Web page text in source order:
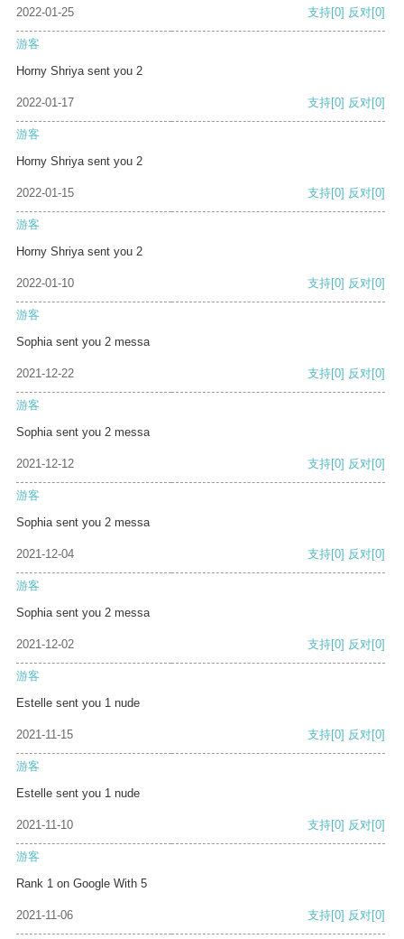
2022-01-25 支持[0] 反对[0]
游客
Horny Shriya sent you 2
2022-01-17 支持[0] 反对[0]
游客
Horny Shriya sent you 2
2022-01-15 支持[0] 反对[0]
游客
Horny Shriya sent you 2
2022-01-10 支持[0] 反对[0]
游客
Sophia sent you 2 messa
2021-12-22 支持[0] 反对[0]
游客
Sophia sent you 2 messa
2021-12-12 支持[0] 反对[0]
游客
Sophia sent you 2 messa
2021-12-04 支持[0] 反对[0]
游客
Sophia sent you 2 messa
2021-12-02 支持[0] 反对[0]
游客
Estelle sent you 1 nude
2021-11-15 支持[0] 反对[0]
游客
Estelle sent you 1 nude
2021-11-10 支持[0] 反对[0]
游客
Rank 1 on Google With 5
2021-11-06 支持[0] 反对[0]